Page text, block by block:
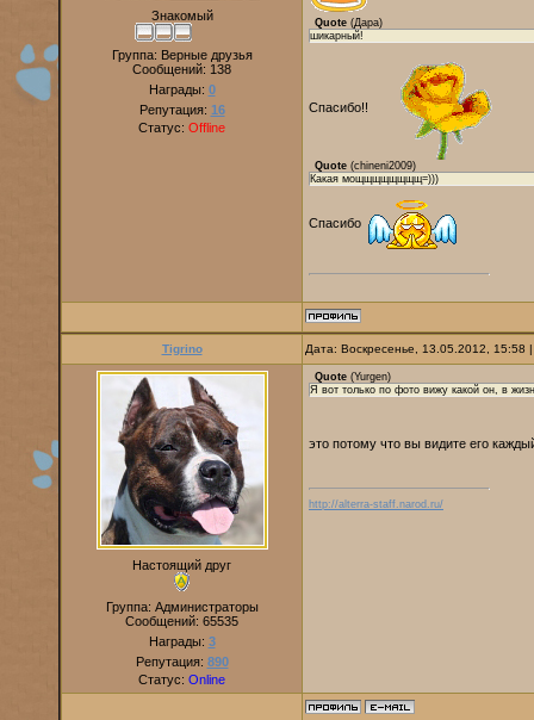
Знакомый
Группа: Верные друзья
Сообщений: 138
Награды: 0
Репутация: 16
Статус: Offline
Quote (Дара)
шикарный!
Спасибо!!
Quote (chineni2009)
Какая мощщщщщщщщ=)))
Спасибо
Tigrino Дата: Воскресенье, 13.05.2012,
Настоящий друг
Группа: Администраторы
Сообщений: 65535
Награды: 3
Репутация: 890
Статус: Online
Quote (Yurgen)
Я вот только по фото вижу какой он, в
это потому что вы видите его
http://alterra-staff.narod.ru/